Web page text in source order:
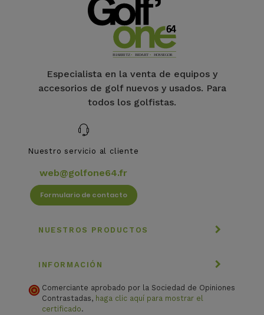
Especialista en la venta de equipos y
accesorios de golf nuevos y usados. Para
todos los golfistas.
Nuestro servicio al cliente
web@golfone64.fr
Formulario de contacto
NUESTROS PRODUCTOS
INFORMACIÓN
Comerciante aprobado por la Sociedad de Opiniones
Contrastadas, haga clic aquí para mostrar el
certificado.